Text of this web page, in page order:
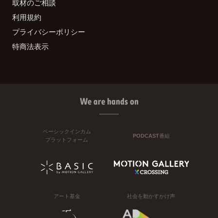
取材のご相談
利用規約
プライバシーポリシー
特商法表示
We are hands on
ベーシックインカム
プラットフォーム
PODCAST番組
アート基金 社会を動かすかけ声